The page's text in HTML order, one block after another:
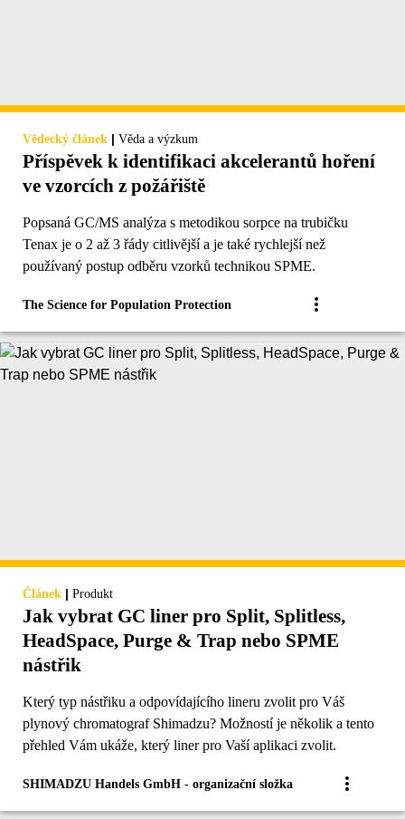
Vědecký článek | Věda a výzkum
Příspěvek k identifikaci akcelerantů hoření
ve vzorcích z požářiště
Popsaná GC/MS analýza s metodikou sorpce na trubičku
Tenax je o 2 až 3 řády citlivější a je také rychlejší než
používaný postup odběru vzorků technikou SPME.
The Science for Population Protection
Článek | Produkt
Jak vybrat GC liner pro Split, Splitless,
HeadSpace, Purge & Trap nebo SPME
nástřik
Který typ nástřiku a odpovídajícího lineru zvolit pro Váš
plynový chromatograf Shimadzu? Možností je několik a tento
přehled Vám ukáže, který liner pro Vaší aplikaci zvolit.
SHIMADZU Handels GmbH - organizační složka